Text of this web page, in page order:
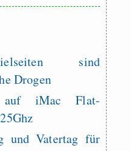
sind
Drogen
auf iMac Flat-
und Vatertag für